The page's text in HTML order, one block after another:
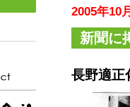
2005年10
新聞に
長野適正